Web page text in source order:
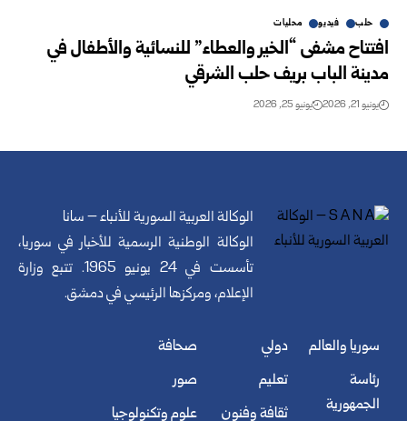
حلب فيديو محليات
افتتاح مشفى “الخير والعطاء” للنسائية والأطفال في
مدينة الباب بريف حلب الشرقي
يونيو 21, 2026 يونيو 25, 2026
الوكالة العربية السورية للأنباء – سانا
الوكالة الوطنية الرسمية للأخبار في سوريا،
تأسست في 24 يونيو 1965. تتبع وزارة
الإعلام، ومركزها الرئيسي في دمشق.
سوريا والعالم
رئاسة
الجمهورية
دولي
تعليم
ثقافة وفنون
صحافة
صور
علوم وتكنولوجيا